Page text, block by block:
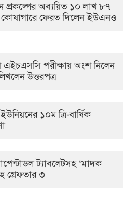
প্রকল্পের অব্যয়িত ১০ লাখ ৮৭
কোষাগারে ফেরত দিলেন ইউএনও
এইচএসসি পরীক্ষায় অংশ নিলেন
উত্তরপত্র
১০ম ত্রি-বার্ষিক
ট্যাবলেটসহ ‘মাদক
গ্রেফতার ৩